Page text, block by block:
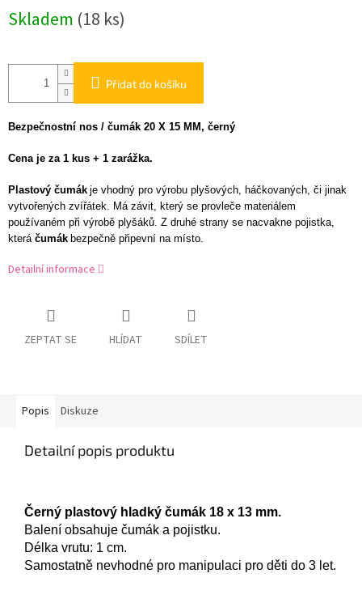
cena:
Skladem (18 ks)
Přidat do košíku
Bezpečnostní nos / čumák 20 X 15 MM, černý
Cena je za 1 kus + 1 zarážka.
Plastový čumák je vhodný pro výrobu plyšových, háčkovaných, či jinak
vytvořených zvířátek. Má závit, který se provleče materiálem
používaném při výrobě plyšáků. Z druhé strany se nacvakne pojistka,
která čumák bezpečně připevní na místo.
Detailní informace
ZEPTAT SE HLÍDAT SDÍLET
Popis Diskuze
Detailní popis produktu
Černý plastový hladký čumák 18 x 13 mm.
Balení obsahuje čumák a pojistku.
Délka vrutu: 1 cm.
Samostatně nevhodné pro manipulaci pro děti do 3 let.